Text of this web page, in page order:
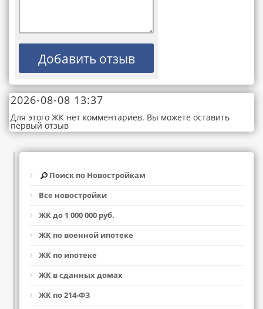
2026-08-08 13:37
Для этого ЖК нет комментариев. Вы можете оставить
первый отзыв
Поиск по Новостройкам
Все новостройки
ЖК до 1 000 000 руб.
ЖК по военной ипотеке
ЖК по ипотеке
ЖК в сданных домах
ЖК по 214-ФЗ